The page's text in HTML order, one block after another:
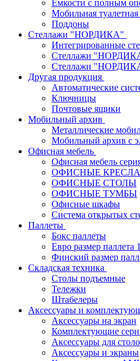
Ёмкости с полным
Мобильная
Поддоны
Стеллажи "НОРДИКА"
Интегрированные
Стеллажи
Стеллажи
Другая продукция
Автоматические
Ключницы
Почтовые ящики
Мобильный архив
Металлические
Мобильный архив с
Офисная мебель
Офисная мебель
ОФИСНЫЕ КРЕСЛА
ОФИСНЫЕ СТОЛЫ
ОФИСНЫЕ ТУМБЫ
Офисные шкафы
Система открытых
Паллеты
Бокс паллеты
Евро размер паллета
Финский размер
Складская техника
Столы подъемные
Тележки
Штабелеры
Аксессуары и
Аксессуары на экран
Комплектующие
Аксессуары для
Аксессуары и экраны